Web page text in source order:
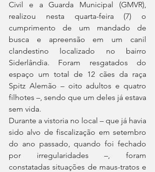
Civil e a Guarda Municipal (GMVR),
realizou nesta quarta-feira (7) o
cumprimento de um mandado de
busca e apreensão em um canil
clandestino localizado no bairro
Siderlândia. Foram resgatados do
espaço um total de 12 cães da raça
Spitz Alemão – oito adultos e quatro
filhotes –, sendo que um deles já estava
sem vida.
Durante a vistoria no local – que já havia
sido alvo de fiscalização em setembro
do ano passado, quando foi fechado
por irregularidades –, foram
constatadas situações de maus-tratos e